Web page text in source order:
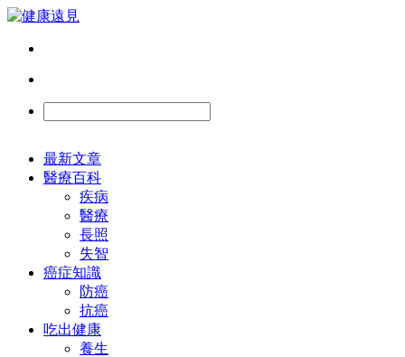
最新文章
醫療百科
疾病
醫療
長照
失智
癌症知識
防癌
抗癌
吃出健康
養生